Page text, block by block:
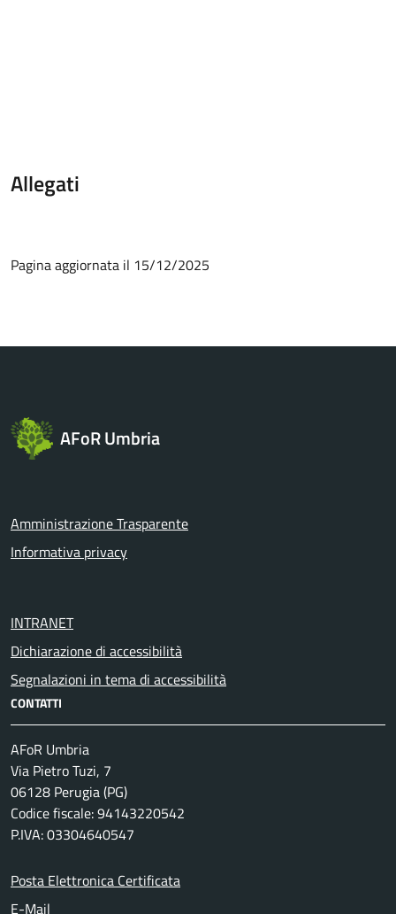
Allegati
Pagina aggiornata il 15/12/2025
AFoR Umbria
Amministrazione Trasparente
Informativa privacy
INTRANET
Dichiarazione di accessibilità
Segnalazioni in tema di accessibilità
CONTATTI
AFoR Umbria
Via Pietro Tuzi, 7
06128 Perugia (PG)
Codice fiscale: 94143220542
P.IVA: 03304640547
Posta Elettronica Certificata
E-Mail